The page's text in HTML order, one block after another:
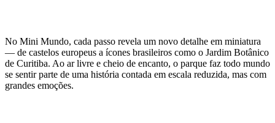
No Mini Mundo, cada passo revela um novo detalhe em miniatura
— de castelos europeus a ícones brasileiros como o Jardim Botânico
de Curitiba. Ao ar livre e cheio de encanto, o parque faz todo mundo
se sentir parte de uma história contada em escala reduzida, mas com
grandes emoções.